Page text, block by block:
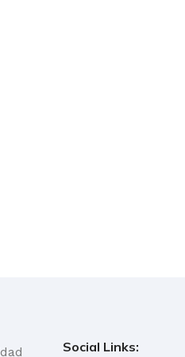
Social Links: